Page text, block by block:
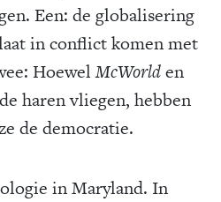
Een: de globalisering
in conflict komen met
HoewelMcWorlden
haren vliegen, hebben
de democratie.
in Maryland. In